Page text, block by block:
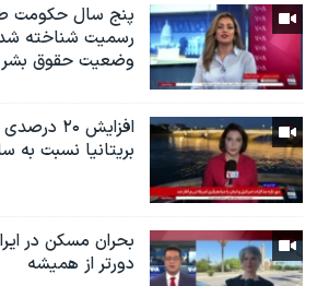
پنج سال حکومت
رسمیت شناخته
وضعیت حقوق بشر
افزایش
بریتانیا نسبت به
بحران مسکن در
دورتر از همیشه